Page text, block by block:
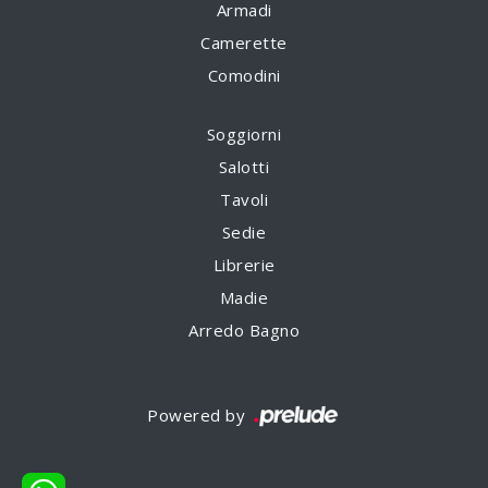
Armadi
Camerette
Comodini
Soggiorni
Salotti
Tavoli
Sedie
Librerie
Madie
Arredo Bagno
Powered by